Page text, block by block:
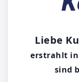
Liebe
erstrahlt in
sind